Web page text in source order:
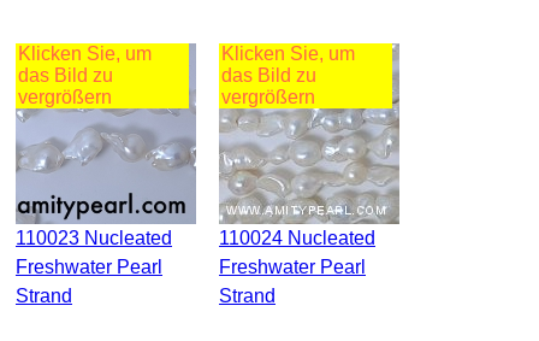
Klicken Sie, um
das Bild zu
vergrößern
110023 Nucleated
Freshwater Pearl
Strand
Klicken Sie, um
das Bild zu
vergrößern
110024 Nucleated
Freshwater Pearl
Strand